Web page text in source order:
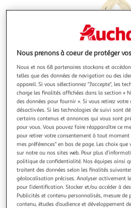
rubrique
SC BOHEME
Bracelet par SC Bohème orné
Bracelet SC Bohème orné de
inoxydable doré à l'or
pendentif : 20x20x3mmLargeur :
En savoir +
Nous prenons à coeur de protéger
Nous et nos 68 partenaires stockons et
telles que des données de navigation ou des
appareil. Si vous sélectionnez "J'accepte", les
charge les finalités affichées dans la section «
des données pour fournir ». Si vous retirez
désactivées. Si les technologies de suivi sont
certains contenus et annonces qui vous sont
pour vous. Vous pouvez faire réapparaître ce
pour retirer votre consentement à tout moment
mes préférences" en bas de page. Les choix
sur notre ou nos sites web. Pour plus
politique de confidentialité. Nos équipes ainsi
traitent des données selon les finalités
géolocalisation précises. Analyser activement
pour l’identification. Stocker et/ou accéder à
Publicités et contenu personnalisés, mesure
contenu, études d’audience et développement